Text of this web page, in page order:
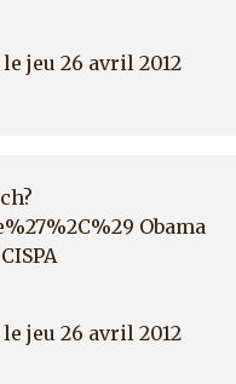
le jeu 26 avril 2012
Obama
le jeu 26 avril 2012